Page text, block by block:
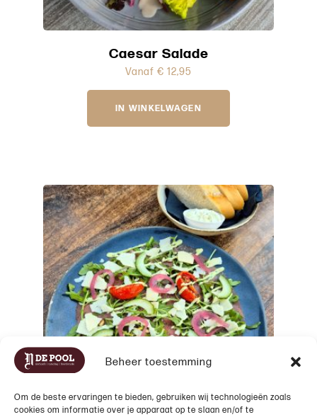
Beheer toestemming
Om de beste ervaringen te bieden, gebruiken wij technologieën zoals
cookies om informatie over je apparaat op te slaan en/of te
Caesar Salade
Vanaf € 12,95
IN WINKELWAGEN